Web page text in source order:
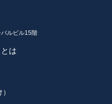
ルビル15階
は